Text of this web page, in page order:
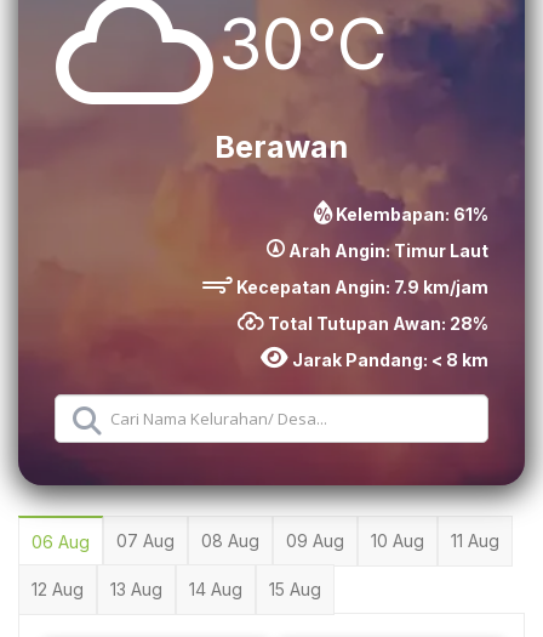
30°C
Berawan
Kelembapan: 61%
Arah Angin: Timur Laut
Kecepatan Angin: 7.9 km/jam
Total Tutupan Awan: 28%
Jarak Pandang: < 8 km
06 Aug 07 Aug 08 Aug 09 Aug 10 Aug 11 Aug
12 Aug 13 Aug 14 Aug 15 Aug